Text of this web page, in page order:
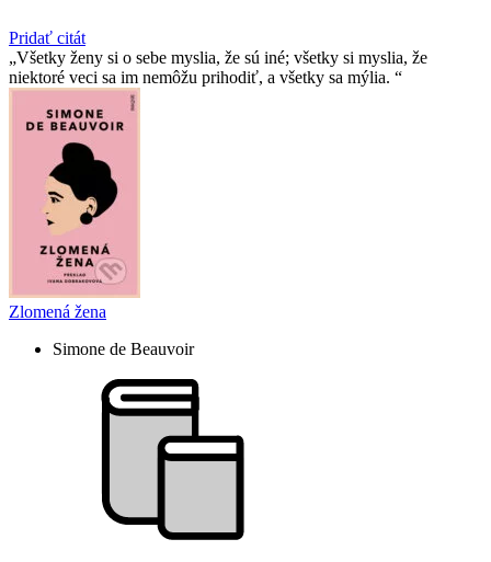
Pridať citát
Všetky ženy si o sebe myslia, že sú iné; všetky si myslia, že
niektoré veci sa im nemôžu prihodiť, a všetky sa mýlia.
Zlomená žena
Simone de Beauvoir